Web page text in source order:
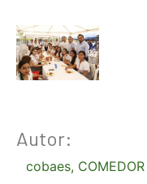
Autor:
cobaes,